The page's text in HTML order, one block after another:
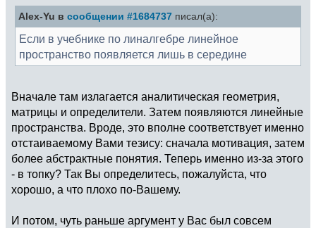
Alex-Yu в сообщении #1684737 писал(а):
Если в учебнике по линалгебре линейное
пространство появляется лишь в середине
Вначале там излагается аналитическая геометрия,
матрицы и определители. Затем появляются линейные
пространства. Вроде, это вполне соответствует именно
отстаиваемому Вами тезису: сначала мотивация, затем
более абстрактные понятия. Теперь именно из-за этого
- в топку? Так Вы определитесь, пожалуйста, что
хорошо, а что плохо по-Вашему.
И потом, чуть раньше аргумент у Вас был совсем